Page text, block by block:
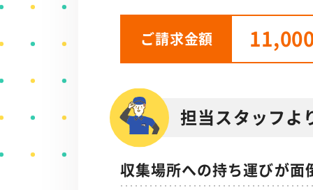
ご請求金額
担当スタッフよ
収集場所への持ち運びが面